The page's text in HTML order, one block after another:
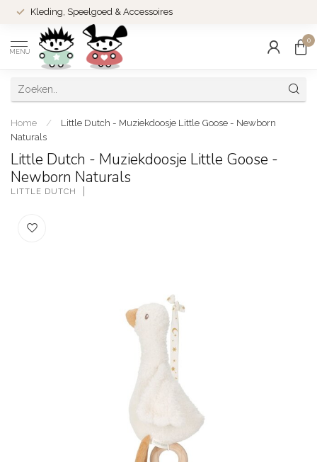
Kleding, Speelgoed & Accessoires
MENU
0
Home /
Little Dutch - Muziekdoosje Little Goose - Newborn
Naturals
Little Dutch - Muziekdoosje Little Goose -
Newborn Naturals
LITTLE DUTCH